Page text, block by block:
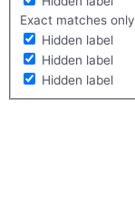
Exact matches only
Hidden label
Hidden label
Hidden label